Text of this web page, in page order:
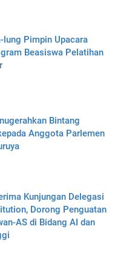
lung Pimpin Upacara
Beasiswa Pelatihan
Bintang
Anggota Parlemen
Kunjungan Delegasi
Dorong Penguatan
AS di Bidang AI dan